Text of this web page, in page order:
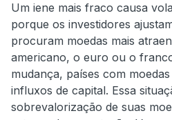
Um iene mais fraco causa
porque os investidores
procuram moedas mais
americano, o euro ou o
mudança, países com
influxos de capital. Essa
sobrevalorização de suas